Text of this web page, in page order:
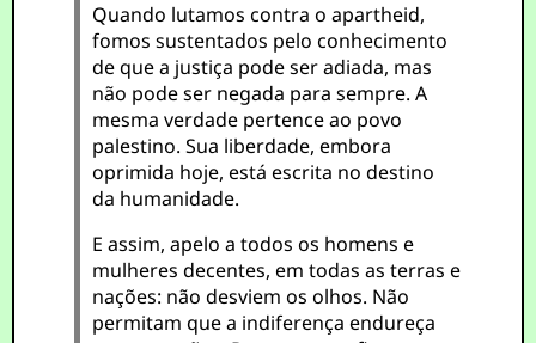
Quando lutamos contra o apartheid,
fomos sustentados pelo conhecimento
de que a justiça pode ser adiada, mas
não pode ser negada para sempre. A
mesma verdade pertence ao povo
palestino. Sua liberdade, embora
oprimida hoje, está escrita no destino
da humanidade.
E assim, apelo a todos os homens e
mulheres decentes, em todas as terras e
nações: não desviem os olhos. Não
permitam que a indiferença endureça